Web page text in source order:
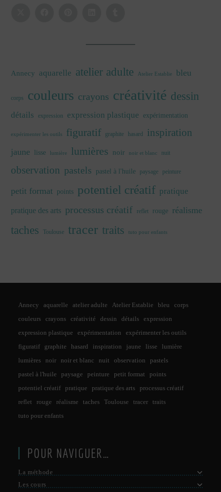
Annecy aquarelle atelier adulte Atelier Establie bleu
corps couleurs crayons créativité dessin
détails expression expression plastique expérimentation
expérimenter les outils figuratif graphite hasard inspiration
jaune lisse lumière lumières noir noir et blanc nuit
observation pastels pastel à l'huile paysage peinture
petit format points potentiel créatif pratique
pratique des arts processus créatif reflet rouge réalisme
taches Toulouse tracer traits tuto pour enfants
Annecy aquarelle atelier adulte Atelier Establie bleu
corps
couleurs
crayons créativité dessin détails
expression
expression plastique
expérimentation
expérimenter les outils
figuratif
graphite hasard inspiration jaune lisse
lumière
lumières
noir noir et blanc nuit observation
pastels
pastel à l'huile
paysage peinture petit format
points
potentiel créatif
pratique pratique des arts
processus créatif
reflet
rouge réalisme taches Toulouse tracer
traits
tuto pour enfants
POUR NAVIGUER…
La méthode
Les cours